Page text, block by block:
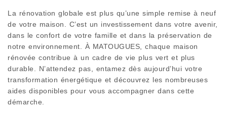
La rénovation globale est plus qu’une simple remise à neuf
de votre maison. C’est un investissement dans votre avenir,
dans le confort de votre famille et dans la préservation de
notre environnement. À MATOUGUES, chaque maison
rénovée contribue à un cadre de vie plus vert et plus
durable. N’attendez pas, entamez dès aujourd’hui votre
transformation énergétique et découvrez les nombreuses
aides disponibles pour vous accompagner dans cette
démarche.